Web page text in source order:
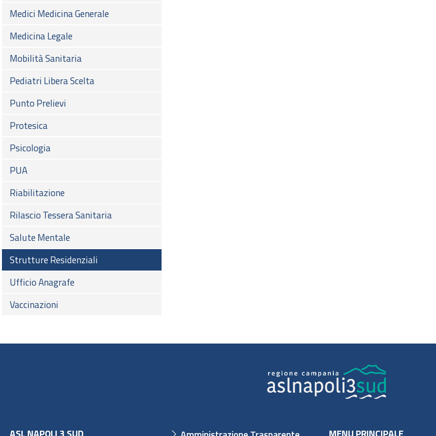
Medici Medicina Generale
Medicina Legale
Mobilità Sanitaria
Pediatri Libera Scelta
Punto Prelievi
Protesica
Psicologia
PUA
Riabilitazione
Rilascio Tessera Sanitaria
Salute Mentale
Strutture Residenziali
Ufficio Anagrafe
Vaccinazioni
ASL NAPOLI 3 SUD MENU PRINCIPALE